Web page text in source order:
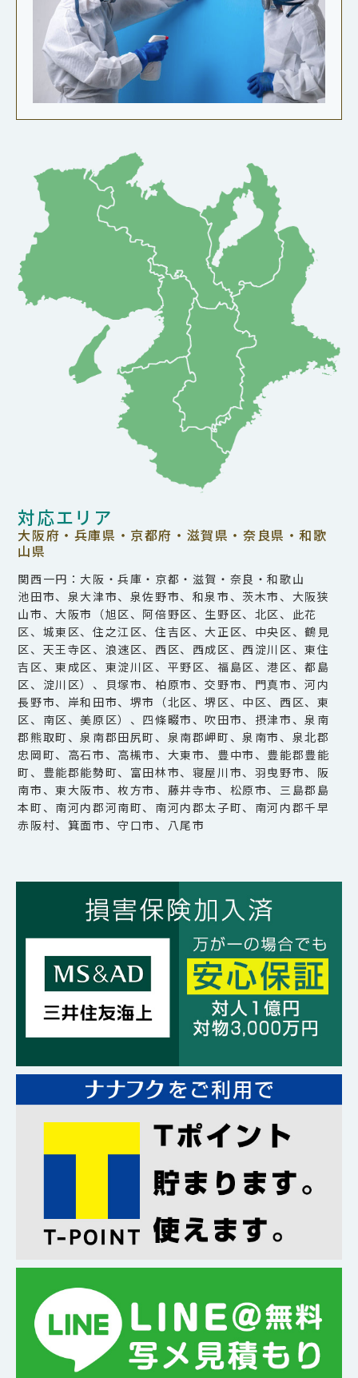
対応エリア
大阪府・兵庫県・京都府・滋賀県・奈良県・和歌
山県
関西一円：大阪・兵庫・京都・滋賀・奈良・和歌山
池田市、泉大津市、泉佐野市、和泉市、茨木市、大阪狭
山市、大阪市（旭区、阿倍野区、生野区、北区、此花
区、城東区、住之江区、住吉区、大正区、中央区、鶴見
区、天王寺区、浪速区、西区、西成区、西淀川区、東住
吉区、東成区、東淀川区、平野区、福島区、港区、都島
区、淀川区）、貝塚市、柏原市、交野市、門真市、河内
長野市、岸和田市、堺市（北区、堺区、中区、西区、東
区、南区、美原区）、四條畷市、吹田市、摂津市、泉南
郡熊取町、泉南郡田尻町、泉南郡岬町、泉南市、泉北郡
忠岡町、高石市、高槻市、大東市、豊中市、豊能郡豊能
町、豊能郡能勢町、富田林市、寝屋川市、羽曳野市、阪
南市、東大阪市、枚方市、藤井寺市、松原市、三島郡島
本町、南河内郡河南町、南河内郡太子町、南河内郡千早
赤阪村、箕面市、守口市、八尾市